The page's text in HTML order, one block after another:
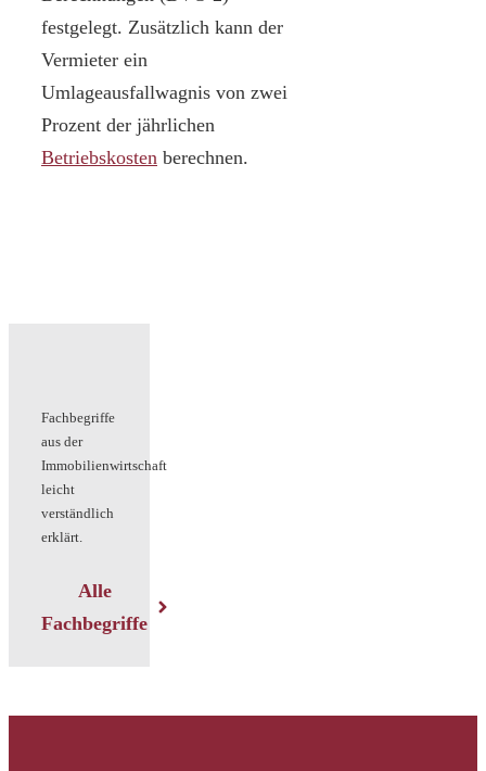
festgelegt. Zusätzlich kann der
Vermieter ein
Umlageausfallwagnis von zwei
Prozent der jährlichen
Betriebskosten berechnen.
Fachbegriffe
aus der
Immobilienwirtschaft
leicht
verständlich
erklärt.
Alle
Fachbegriffe